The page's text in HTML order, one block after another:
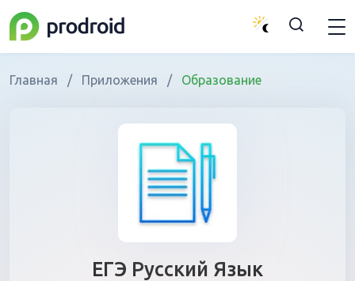
Главная / Приложения / Образование
ЕГЭ Русский Язык